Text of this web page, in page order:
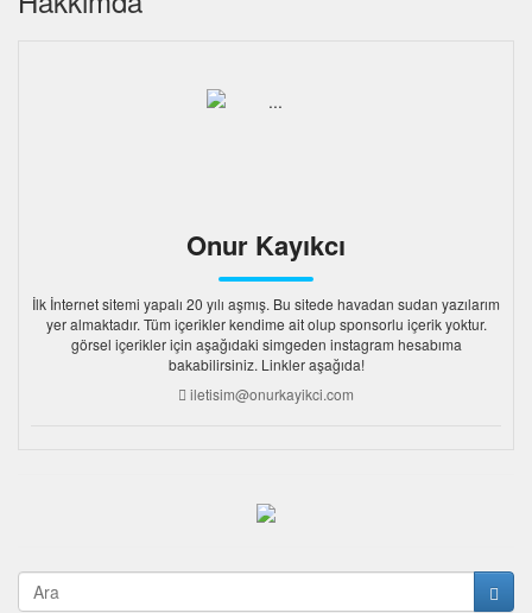
Onur Kayıkcı
İlk İnternet sitemi yapalı 20 yılı aşmış. Bu sitede havadan sudan yazılarım
yer almaktadır. Tüm içerikler kendime ait olup sponsorlu içerik yoktur.
görsel içerikler için aşağıdaki simgeden instagram hesabıma
bakabilirsiniz. Linkler aşağıda!
iletisim@onurkayikci.com